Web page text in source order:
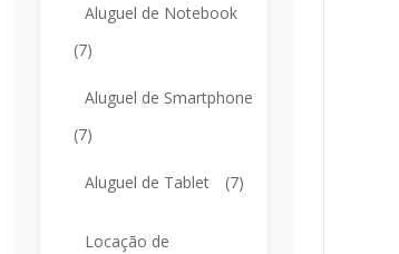
Aluguel de Notebook
(7)
Aluguel de Smartphone
(7)
Aluguel de Tablet (7)
Locação de